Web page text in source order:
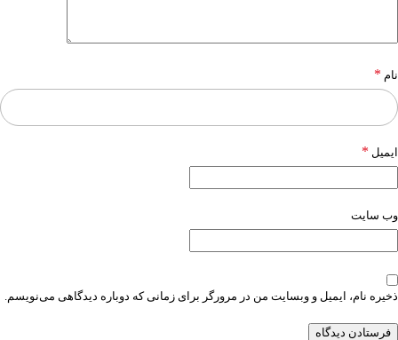
نام *
ایمیل *
وب‌ سایت
ذخیره نام، ایمیل و وبسایت من در مرورگر برای زمانی که دوباره دیدگاهی می‌نویسم.